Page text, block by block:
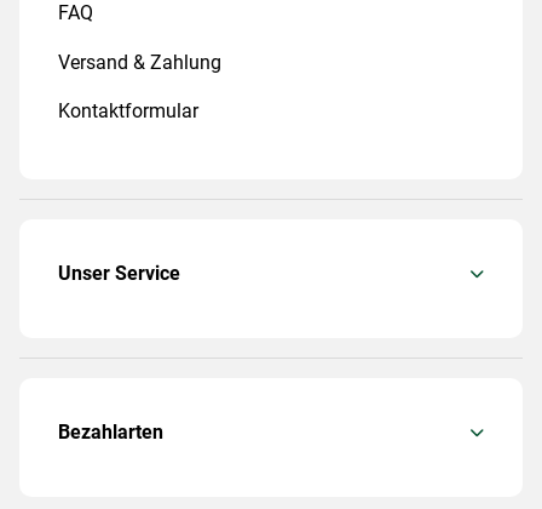
FAQ
Versand & Zahlung
Kontaktformular
Unser Service
Bezahlarten